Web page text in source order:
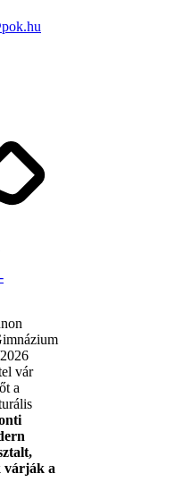
vár
a
várják a